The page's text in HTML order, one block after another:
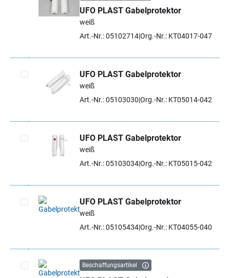
Artikel auswählen
UFO PLAST Gabelprotektor
weiß
Art.-Nr.: 05102714Org.-Nr.: KT04017-047
Artikel auswählen
UFO PLAST Gabelprotektor
weiß
Art.-Nr.: 05103030 Org.-Nr.: KT05014-042
Artikel auswählen
UFO PLAST Gabelprotektor
weiß
Art.-Nr.: 05103034Org.-Nr.: KT05015-042
Artikel auswählen
UFO PLAST Gabelprotektor
weiß
Art.-Nr.: 05105434Org.-Nr.: KT04055-040
Beschaffungsartikel